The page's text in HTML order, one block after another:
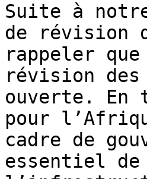
Suite à
de révision
rappeler
révision des
ouverte. En
pour
cadre de
essentiel